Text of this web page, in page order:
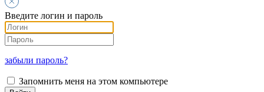
Введите логин и пароль
забыли пароль?
Запомнить меня на этом компьютере